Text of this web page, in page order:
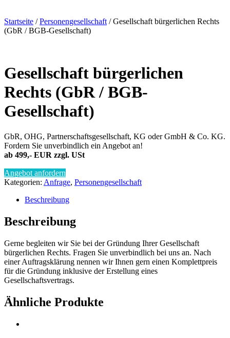
Startseite /Personengesellschaft / Gesellschaft bürgerlichen Rechts
(GbR / BGB-Gesellschaft)
Gesellschaft bürgerlichen
Rechts (GbR / BGB-
Gesellschaft)
GbR, OHG, Partnerschaftsgesellschaft, KG oder GmbH & Co. KG.
Fordern Sie unverbindlich ein Angebot an!
ab 499,- EUR zzgl. USt
Angebot anfordern
Kategorien: Anfrage, Personengesellschaft
Beschreibung
Beschreibung
Gerne begleiten wir Sie bei der Gründung Ihrer Gesellschaft
bürgerlichen Rechts. Fragen Sie unverbindlich bei uns an. Nach
einer Auftragsklärung nennen wir Ihnen gern einen Komplettpreis
für die Gründung inklusive der Erstellung eines
Gesellschaftsvertrags.
Ähnliche Produkte